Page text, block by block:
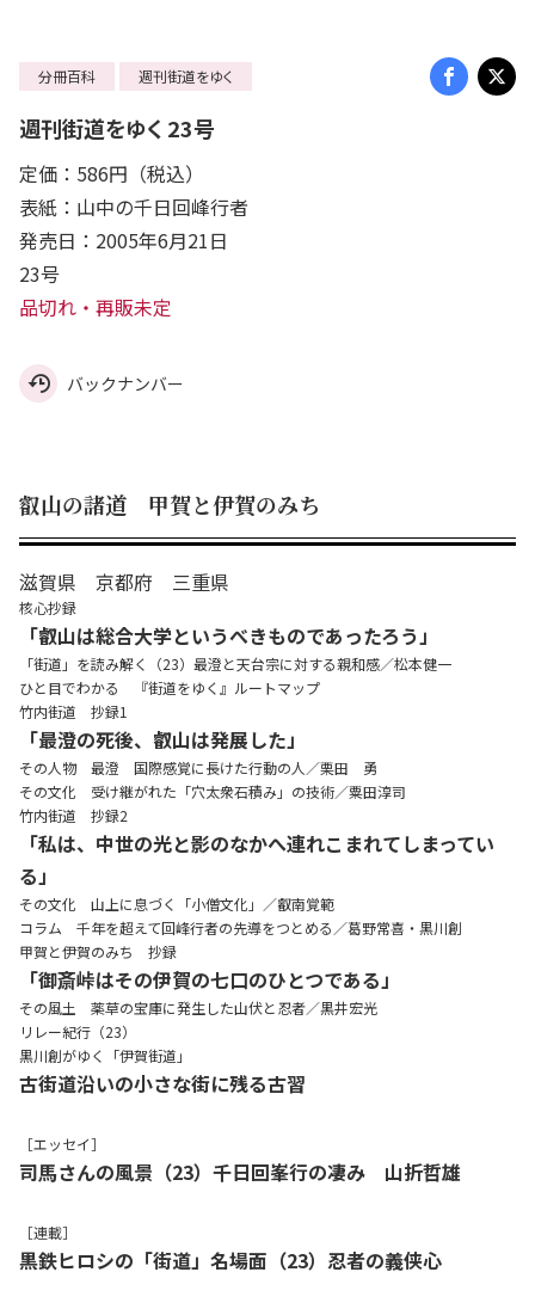
分冊百科 週刊街道をゆく
週刊街道をゆく 23号
定価：586円（税込）
表紙：山中の千日回峰行者
発売日：2005年6月21日
23号
品切れ・再販未定
バックナンバー
叡山の諸道 甲賀と伊賀のみち
滋賀県 京都府 三重県
核心抄録
「叡山は総合大学というべきものであったろう」
「街道」を読み解く（23）最澄と天台宗に対する親和感／松本健一
ひと目でわかる 『街道をゆく』ルートマップ
竹内街道 抄録1
「最澄の死後、叡山は発展した」
その人物 最澄 国際感覚に長けた行動の人／栗田 勇
その文化 受け継がれた「穴太衆石積み」の技術／粟田淳司
竹内街道 抄録2
「私は、中世の光と影のなかへ連れこまれてしまってい
る」
その文化 山上に息づく「小僧文化」／叡南覚範
コラム 千年を超えて回峰行者の先導をつとめる／葛野常喜・黒川創
甲賀と伊賀のみち 抄録
「御斎峠はその伊賀の七口のひとつである」
その風土 薬草の宝庫に発生した山伏と忍者／黒井宏光
リレー紀行（23）
黒川創がゆく「伊賀街道」
古街道沿いの小さな街に残る古習
［エッセイ］
司馬さんの風景（23）千日回峯行の凄み 山折哲雄
［連載］
黒鉄ヒロシの「街道」名場面（23）忍者の義侠心